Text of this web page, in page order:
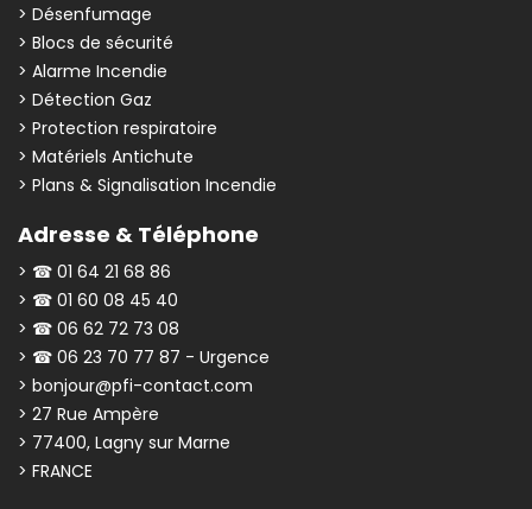
> Désenfumage
> Blocs de sécurité
> Alarme Incendie
> Détection Gaz
> Protection respiratoire
> Matériels Antichute
> Plans & Signalisation Incendie
Adresse & Téléphone
> ☎ 01 64 21 68 86
> ☎ 01 60 08 45 40
> ☎ 06 62 72 73 08
> ☎ 06 23 70 77 87 - Urgence
> bonjour@pfi-contact.com
> 27 Rue Ampère
> 77400, Lagny sur Marne
> FRANCE